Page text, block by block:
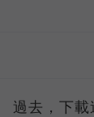
過去，下